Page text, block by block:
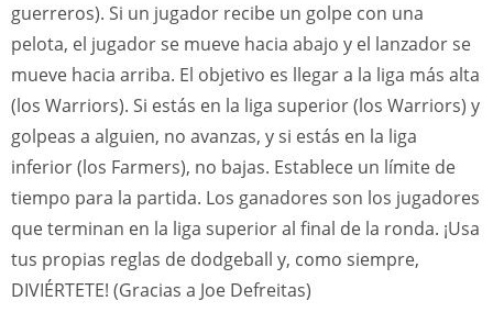
guerreros). Si un jugador recibe un golpe con una
pelota, el jugador se mueve hacia abajo y el lanzador se
mueve hacia arriba. El objetivo es llegar a la liga más alta
(los Warriors). Si estás en la liga superior (los Warriors) y
golpeas a alguien, no avanzas, y si estás en la liga
inferior (los Farmers), no bajas. Establece un límite de
tiempo para la partida. Los ganadores son los jugadores
que terminan en la liga superior al final de la ronda. ¡Usa
tus propias reglas de dodgeball y, como siempre,
DIVIÉRTETE! (Gracias a Joe Defreitas)